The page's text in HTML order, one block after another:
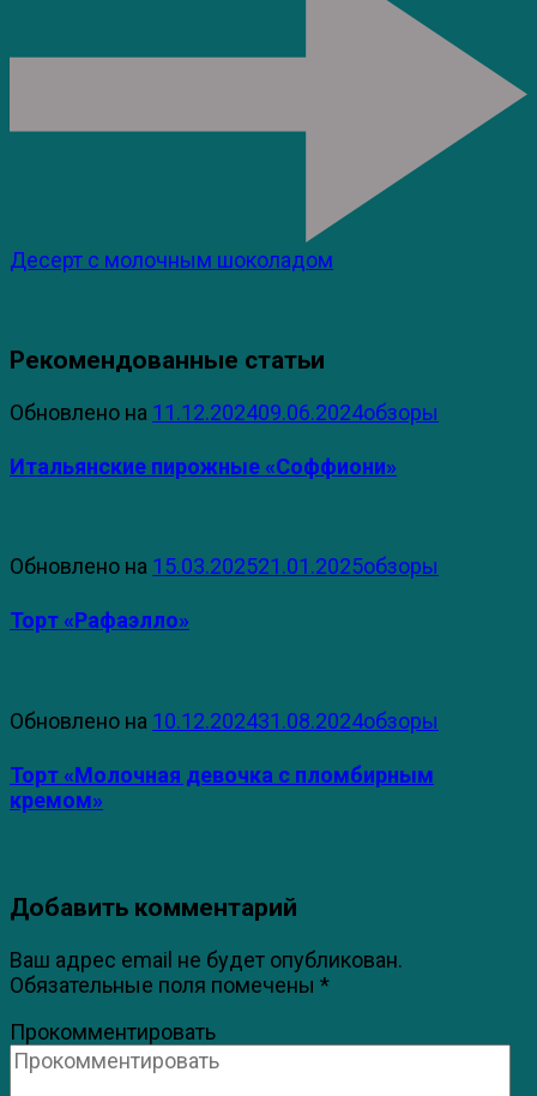
Десерт с молочным шоколадом
Рекомендованные статьи
Обновлено на 11.12.202409.06.2024обзоры
Итальянские пирожные «Соффиони»
Обновлено на 15.03.202521.01.2025обзоры
Торт «Рафаэлло»
Обновлено на 10.12.202431.08.2024обзоры
Торт «Молочная девочка с пломбирным
кремом»
Добавить комментарий
Ваш адрес email не будет опубликован.
Обязательные поля помечены *
Прокомментировать